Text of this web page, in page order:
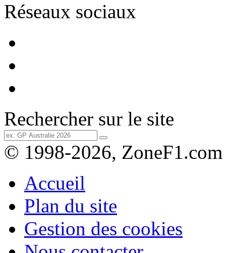
Réseaux sociaux
Rechercher sur le site
© 1998-2026, ZoneF1.com
Accueil
Plan du site
Gestion des cookies